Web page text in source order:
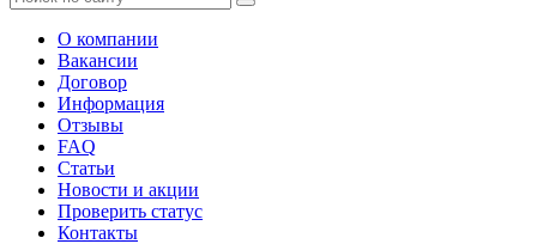
О компании
Вакансии
Договор
Информация
Отзывы
FAQ
Статьи
Новости и акции
Проверить статус
Контакты